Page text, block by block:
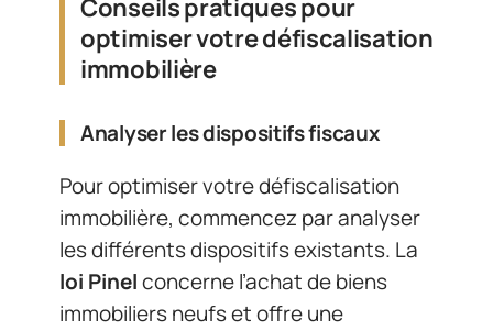
Conseils pratiques pour
optimiser votre défiscalisation
immobilière
Analyser les dispositifs fiscaux
Pour optimiser votre défiscalisation
immobilière, commencez par analyser
les différents dispositifs existants. La
loi Pinelconcerne l’achat de biens
immobiliers neufs et offre une